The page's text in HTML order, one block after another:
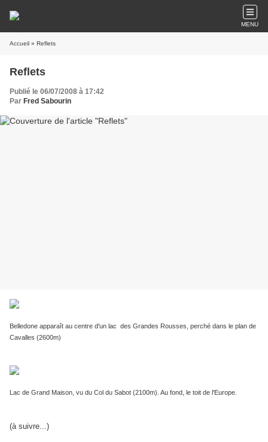
MENU
Accueil » Reflets
Reflets
Publié le 06/07/2008 à 17:42
Par Fred Sabourin
Belledone apparaît au centre d'un lac des Grandes Rousses, perché dans le plan de
Cavalles (2600m)
Lac de Grand Maison, vu du Col du Sabot (2100m). Au fond, le toit de l'Europe.
(à suivre...)